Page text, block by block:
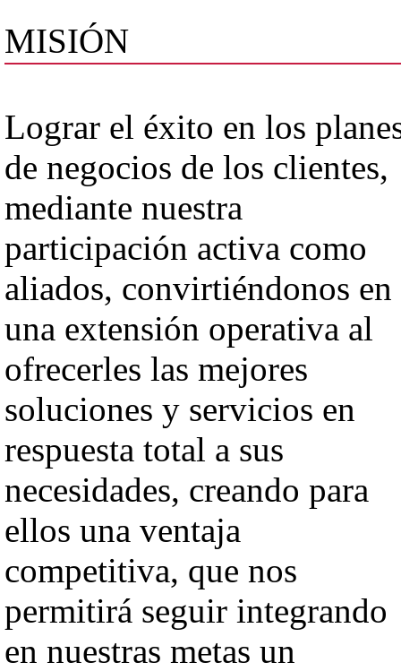
MISIÓN
Lograr el éxito en los
de negocios de los clientes,
mediante nuestra
participación activa como
aliados, convirtiéndonos en
una extensión operativa al
ofrecerles las mejores
soluciones y servicios en
respuesta total a sus
necesidades, creando para
ellos una ventaja
competitiva, que nos
permitirá seguir integrando
en nuestras metas un